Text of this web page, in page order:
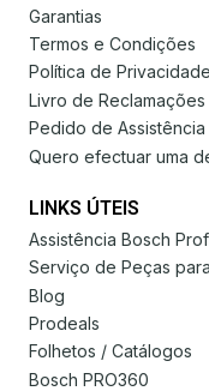
Garantias
Termos e Condições
Política de Privacidade
Livro de Reclamações
Pedido de
Quero efectuar uma
LINKS ÚTEIS
Assistência Bosch
Serviço de Peças
Blog
Prodeals
Folhetos / Catálogos
Bosch PRO360